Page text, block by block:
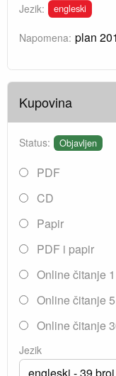
Jezik: engleski
Napomena: plan
Kupovina
Status: Objavljen
PDF
CD
Papir
PDF i papir
Online čitanje
Online čitanje
Online čitanje
Jezik